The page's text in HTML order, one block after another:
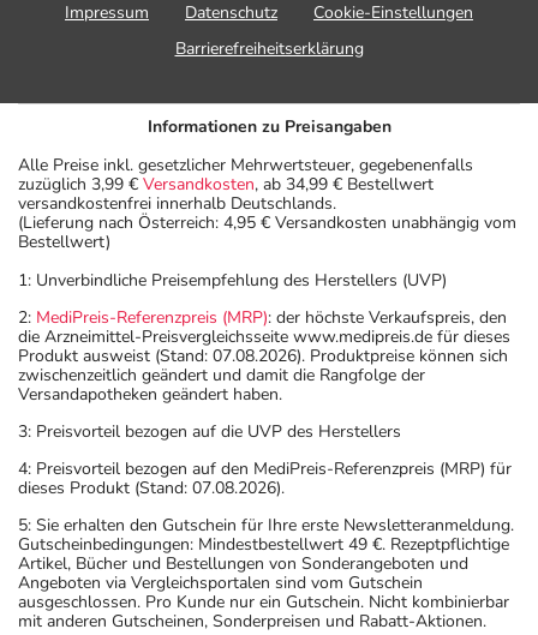
Impressum
Datenschutz
Cookie-Einstellungen
Barrierefreiheitserklärung
Informationen zu Preisangaben
Alle Preise inkl. gesetzlicher Mehrwertsteuer, gegebenenfalls
zuzüglich 3,99 € Versandkosten, ab 34,99 € Bestellwert
versandkostenfrei innerhalb Deutschlands.
(Lieferung nach Österreich: 4,95 € Versandkosten unabhängig vom
Bestellwert)
1: Unverbindliche Preisempfehlung des Herstellers (UVP)
2: MediPreis-Referenzpreis (MRP): der höchste Verkaufspreis, den
die Arzneimittel-Preisvergleichsseite www.medipreis.de für dieses
Produkt ausweist (Stand: 07.08.2026). Produktpreise können sich
zwischenzeitlich geändert und damit die Rangfolge der
Versandapotheken geändert haben.
3: Preisvorteil bezogen auf die UVP des Herstellers
4: Preisvorteil bezogen auf den MediPreis-Referenzpreis (MRP) für
dieses Produkt (Stand: 07.08.2026).
5: Sie erhalten den Gutschein für Ihre erste Newsletteranmeldung.
Gutscheinbedingungen: Mindestbestellwert 49 €. Rezeptpflichtige
Artikel, Bücher und Bestellungen von Sonderangeboten und
Angeboten via Vergleichsportalen sind vom Gutschein
ausgeschlossen. Pro Kunde nur ein Gutschein. Nicht kombinierbar
mit anderen Gutscheinen, Sonderpreisen und Rabatt-Aktionen.